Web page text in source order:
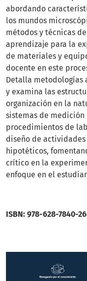
abordando
los mundos
métodos y técnicas
aprendizaje para la
de materiales y
docente en este
Detalla metodologías
y examina las
organización en la
sistemas de
procedimientos de
diseño de actividades
hipotéticos,
crítico en la
enfoque en el
ISBN: 978-628-7840-